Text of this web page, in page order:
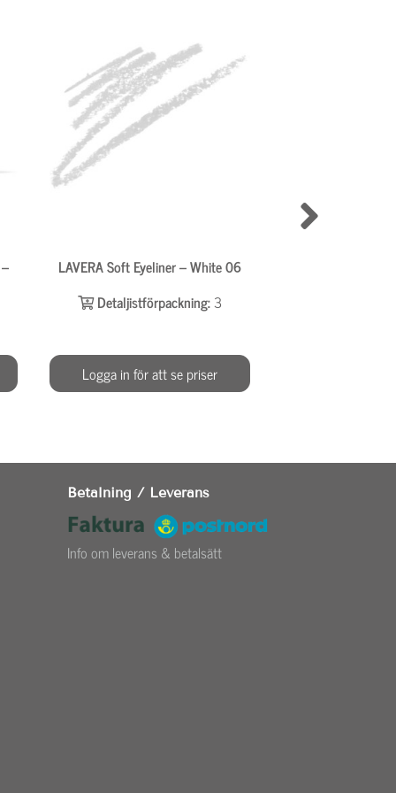
LAVERA Soft Eyeliner – White 06
Detaljistförpackning:3
Logga in för att se priser
Betalning / Leverans
Info om leverans & betalsätt